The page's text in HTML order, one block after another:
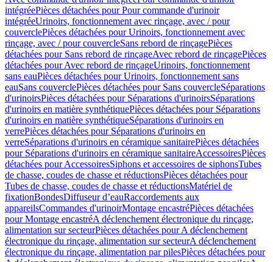
intégréePièces détachées pour Pour commande d'urinoir
intégréeUrinoirs, fonctionnement avec rinçage, avec / pour
couverclePièces détachées pour Urinoirs, fonctionnement avec
rinçage, avec / pour couvercleSans rebord de rinçagePièces
détachées pour Sans rebord de rinçageAvec rebord de rinçagePièces
détachées pour Avec rebord de rinçageUrinoirs, fonctionnement
sans eauPièces détachées pour Urinoirs, fonctionnement sans
eauSans couverclePièces détachées pour Sans couvercleSéparations
d'urinoirsPièces détachées pour Séparations d'urinoirsSéparations
d'urinoirs en matière synthétiquePièces détachées pour Séparations
d'urinoirs en matière synthétiqueSéparations d'urinoirs en
verrePièces détachées pour Séparations d'urinoirs en
verreSéparations d'urinoirs en céramique sanitairePièces détachées
pour Séparations d'urinoirs en céramique sanitaireAccessoiresPièces
détachées pour AccessoiresSiphons et accessoires de siphonsTubes
de chasse, coudes de chasse et réductionsPièces détachées pour
Tubes de chasse, coudes de chasse et réductionsMatériel de
fixationBondesDiffuseur d’eauRaccordements aux
appareilsCommandes d'urinoirMontage encastréPièces détachées
pour Montage encastréA déclenchement électronique du rinçage,
alimentation sur secteurPièces détachées pour A déclenchement
électronique du rinçage, alimentation sur secteurA déclenchement
électronique du rinçage, alimentation par pilesPièces détachées pour